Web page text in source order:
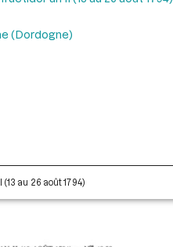
(Dordogne)
au 26 août 1794)